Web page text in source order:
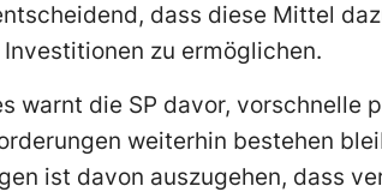
dass diese Mittel
zu ermöglichen.
warnt die SP davor, vorschnelle
weiterhin bestehen
ist davon auszugehen, dass